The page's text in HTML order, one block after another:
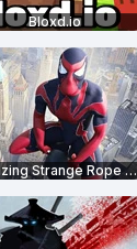
Bloxd.io
Amazing Strange Rope Police